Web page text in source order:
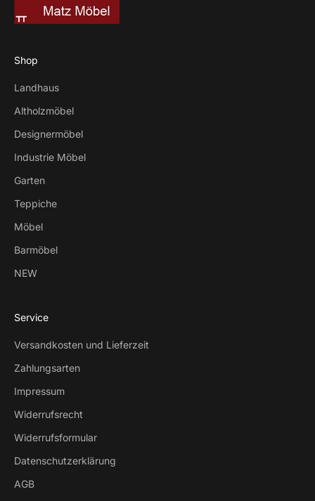
Shop
Landhaus
Altholzmöbel
Designermöbel
Industrie Möbel
Garten
Teppiche
Möbel
Barmöbel
NEW
Service
Versandkosten und Lieferzeit
Zahlungsarten
Impressum
Widerrufsrecht
Widerrufsformular
Datenschutzerklärung
AGB